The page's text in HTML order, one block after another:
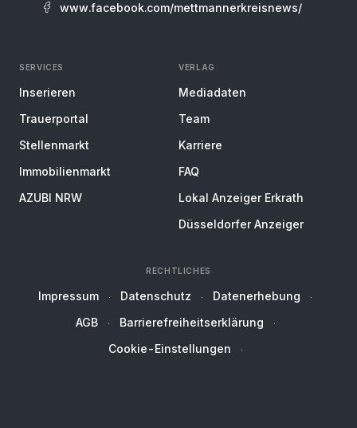
www.facebook.com/mettmannerkreisnews/
SERVICES
Inserieren
Trauerportal
Stellenmarkt
Immobilienmarkt
AZUBI NRW
VERLAG
Mediadaten
Team
Karriere
FAQ
Lokal Anzeiger Erkrath
Düsseldorfer Anzeiger
RECHTLICHES
Impressum Datenschutz
Datenerhebung
AGB
Barrierefreiheitserklärung
Cookie-Einstellungen